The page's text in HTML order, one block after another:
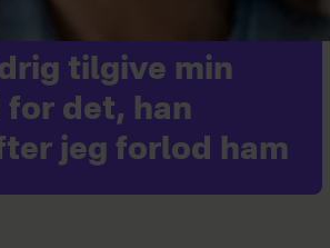
tilgive min
for det, han
jeg forlod ham